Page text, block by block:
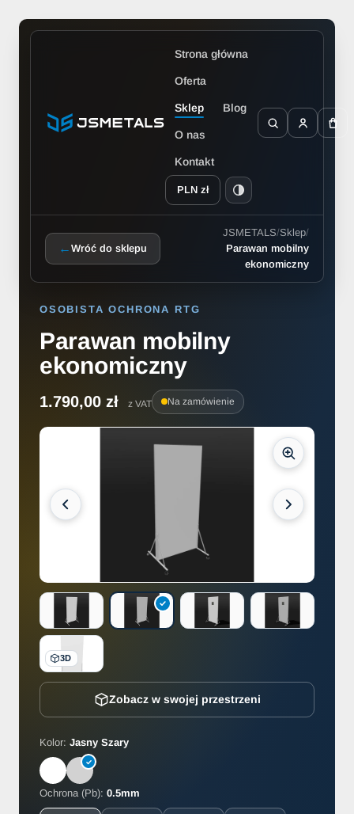
Strona główna
Oferta
Sklep Blog
O nas
Kontakt
PLN zł
← Wróć do sklepu
JSMETALS/Sklep/
Parawan mobilny
ekonomiczny
OSOBISTA OCHRONA RTG
Parawan mobilny
ekonomiczny
1.790,00 zł z VAT Na zamówienie
Kolor: Jasny Szary
Ochrona (Pb): 0.5mm
3D
Zobacz w swojej przestrzeni